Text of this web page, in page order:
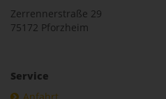
Zerrennerstraße 29
75172 Pforzheim
Service